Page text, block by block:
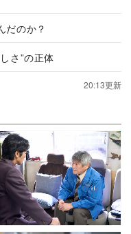
だのか？
さ”の正体
20:13更新